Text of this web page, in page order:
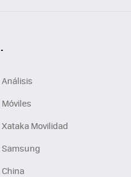
Análisis
Móviles
Xataka Movilidad
Samsung
China